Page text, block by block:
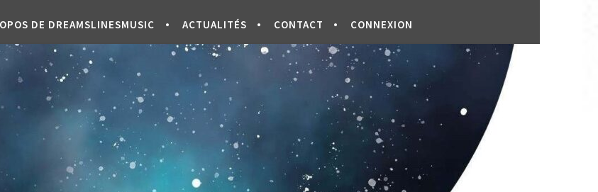
DE DREAMSLINESMUSIC ACTUALITÉS CONTACT CONNEXION